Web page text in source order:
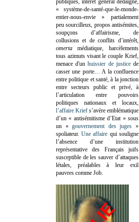
« système-de-santé-que-le-monde-
entier-nous-envie » partialement
peu sourcilleux, propos antisémites,
soupçons d’affairisme, de
collusions et de conflits d’intérêt,
omertamédiatique, harcèlements
tous azimuts visant le couple Krief,
menace d'unhuissier de justicede
casser une porte… A la confluence
entre politique et santé, à la jonction
entre secteurs public et privé, à
l’articulation entre pouvoirs
politiques nationaux et locaux,
l’affaire Krief s’avère emblématique
d’un « antisémitisme d’Etat » sous
un «gouvernement des juges »
spoliateur.Une affaire qui souligne
l’absence d’une institution
représentative des Français juifs
susceptible de les sauver d’attaques
létales, préalables à leur exil
pauvres comme Job.